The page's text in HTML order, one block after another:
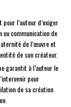
l’auteur d’exiger
communication de
de l’œuvre et
de son créateur.
garantit à l’auteur le
pour
de sa création